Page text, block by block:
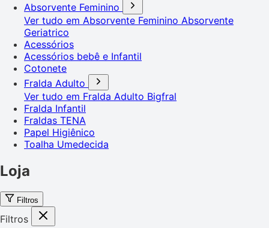
Absorvente Feminino
Ver tudo em Absorvente Feminino Absorvente
Geriatrico
Acessórios
Acessórios bebê e Infantil
Cotonete
Fralda Adulto
Ver tudo em Fralda Adulto Bigfral
Fralda Infantil
Fraldas TENA
Papel Higiênico
Toalha Umedecida
Loja
Filtros
Filtros